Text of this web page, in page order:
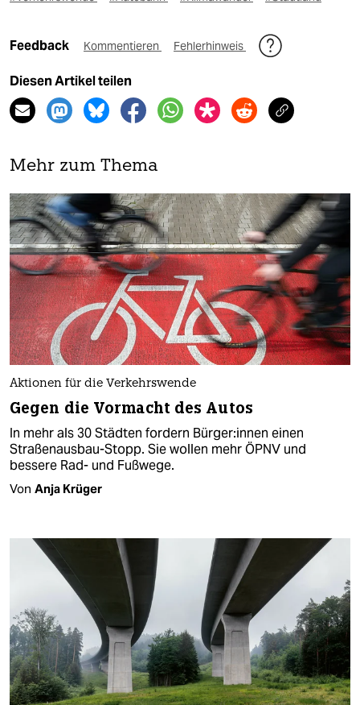
Feedback Kommentieren Fehlerhinweis
Diesen Artikel teilen
Mehr zum Thema
Aktionen für die Verkehrswende
Gegen die Vormacht des Autos
In mehr als 30 Städten fordern Bür­ge­r:in­nen einen
Straßenausbau-Stopp. Sie wollen mehr ÖPNV und
bessere Rad- und Fußwege.
Von Anja Krüger